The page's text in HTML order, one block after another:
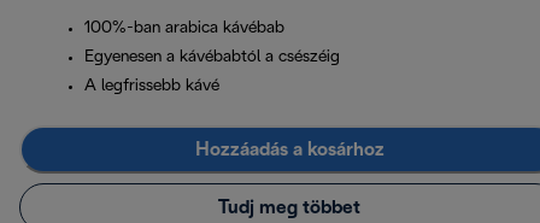
100%-ban arabica kávébab
Egyenesen a kávébabtól a csészéig
A legfrissebb kávé
Hozzáadás a kosárhoz
Tudj meg többet